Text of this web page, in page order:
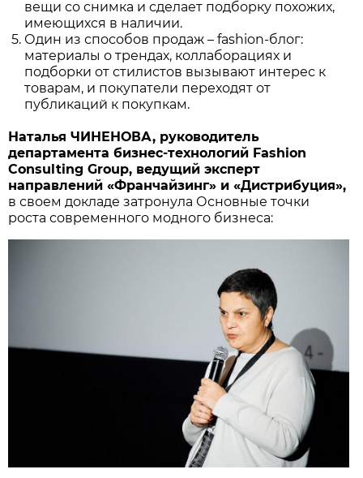
вещи со снимка и сделает подборку похожих,
имеющихся в наличии.
Один из способов продаж – fashion-блог:
материалы о трендах, коллаборациях и
подборки от стилистов вызывают интерес к
товарам, и покупатели переходят от
публикаций к покупкам.
Наталья ЧИНЕНОВА, руководитель
департамента бизнес-технологий Fashion
Consulting Group, ведущий эксперт
направлений «Франчайзинг» и «Дистрибуция»,
в своем докладе затронула Основные точки
роста современного модного бизнеса: